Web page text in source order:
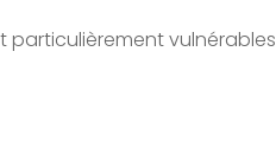
particulièrement vulnérables